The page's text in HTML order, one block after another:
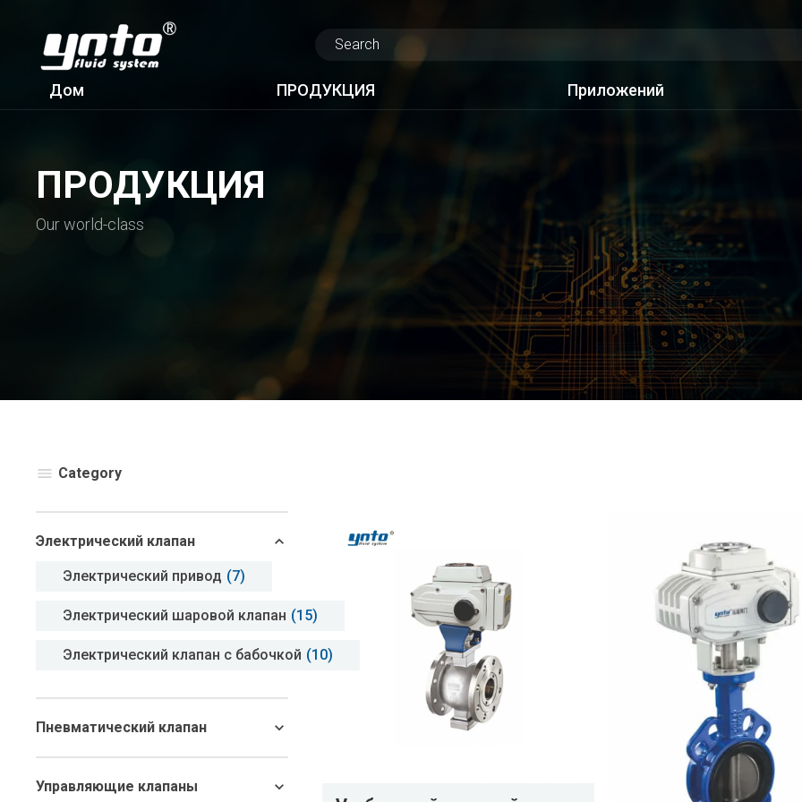
Дом ПРОДУКЦИЯ Приложений
ПРОДУКЦИЯ
Our world-class
Category
Электрический клапан
Электрический привод (7)
Электрический шаровой клапан (15)
Электрический клапан с бабочкой (10)
Пневматический клапан
Управляющие клапаны